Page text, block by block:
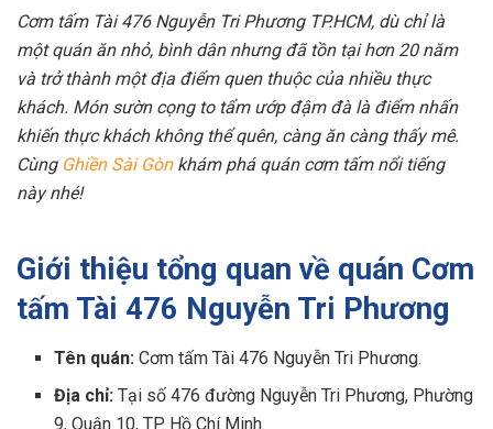
Cơm tấm Tài 476 Nguyễn Tri Phương TP.HCM, dù chỉ là
một quán ăn nhỏ, bình dân nhưng đã tồn tại hơn 20 năm
và trở thành một địa điểm quen thuộc của nhiều thực
khách. Món sườn cọng to tẩm ướp đậm đà là điểm nhấn
khiến thực khách không thể quên, càng ăn càng thấy mê.
Cùng Ghiền Sài Gònkhám phá quán cơm tấm nổi tiếng
này nhé!
Giới thiệu tổng quan về quán Cơm
tấm Tài 476 Nguyễn Tri Phương
Tên quán: Cơm tấm Tài 476 Nguyễn Tri Phương.
Địa chỉ: Tại số 476 đường Nguyễn Tri Phương, Phường
9, Quận 10, TP. Hồ Chí Minh.